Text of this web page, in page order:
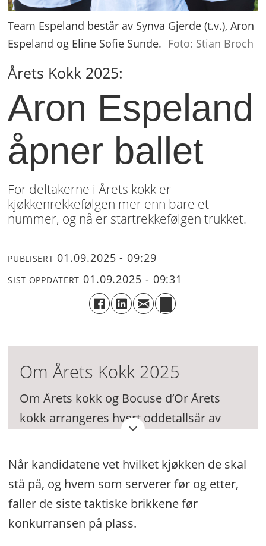
Team Espeland består av Synva Gjerde (t.v.), Aron
Espeland og Eline Sofie Sunde. Foto: Stian Broch
Årets Kokk 2025:
Aron Espeland
åpner ballet
For deltakerne i Årets kokk er
kjøkkenrekkefølgen mer enn bare et
nummer, og nå er startrekkefølgen trukket.
PUBLISERT 01.09.2025 - 09:29
SIST OPPDATERT 01.09.2025 - 09:31
Om Årets Kokk 2025
Om Årets kokk og Bocuse d’Or Årets
kokk arrangeres hvert oddetallsår av
Bocuseakademiet. Vinneren blir Norges
offisielle kandidat til Bocuse d’Or –
verdens mest prestisjefylte
kokkekonkurranse. Årets kokk 2025
foregår i Stavanger konserthus 23.
Når kandidatene vet hvilket kjøkken de skal
stå på, og hvem som serverer før og etter,
faller de siste taktiske brikkene før
konkurransen på plass.